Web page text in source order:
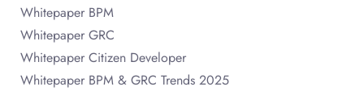
Whitepaper BPM
Whitepaper GRC
Whitepaper Citizen Developer
Whitepaper BPM & GRC Trends 2025